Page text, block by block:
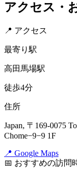
アクセス・
📍 アクセス
最寄り駅
高田馬場駅
徒歩4分
住所
Japan, 〒169-0075
Chome−9−9 1F
📍 Google Maps
📅 おすすめの訪問